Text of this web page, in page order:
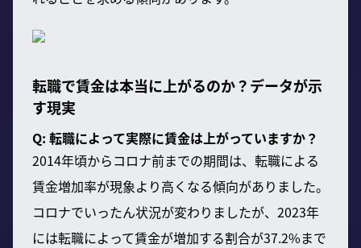
転職で賃金は本当に上がるのか？データが示
す現実
Q: 転職によって実際に賃金は上がっていますか？
2014年頃からコロナ前までの期間は、転職による
賃金増加率が現象より高くなる傾向がありました。
コロナでいったん状況が変わりましたが、2023年
には転職によって賃金が増加する割合が37.2%まで